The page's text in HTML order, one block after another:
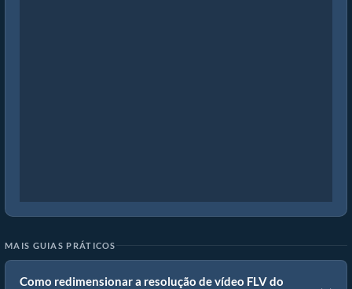
MAIS GUIAS PRÁTICOS
Como redimensionar a resolução de vídeo FLV do